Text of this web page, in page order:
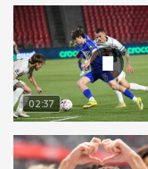
02:37